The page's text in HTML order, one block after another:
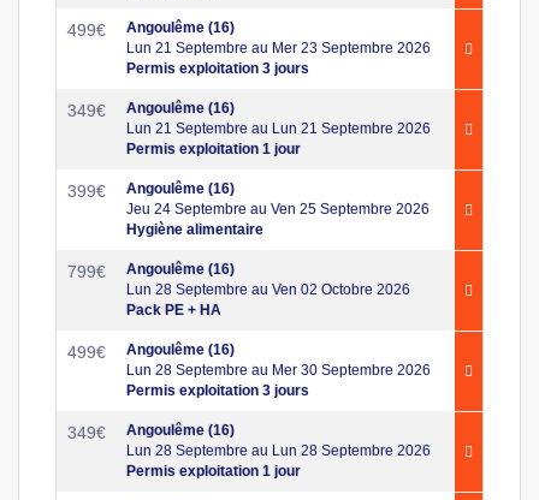
499€
Angoulême (16)
Lun 21 Septembre au Mer 23 Septembre 2026
Permis exploitation 3 jours
349€
Angoulême (16)
Lun 21 Septembre au Lun 21 Septembre 2026
Permis exploitation 1 jour
399€
Angoulême (16)
Jeu 24 Septembre au Ven 25 Septembre 2026
Hygiène alimentaire
799€
Angoulême (16)
Lun 28 Septembre au Ven 02 Octobre 2026
Pack PE + HA
499€
Angoulême (16)
Lun 28 Septembre au Mer 30 Septembre 2026
Permis exploitation 3 jours
349€
Angoulême (16)
Lun 28 Septembre au Lun 28 Septembre 2026
Permis exploitation 1 jour